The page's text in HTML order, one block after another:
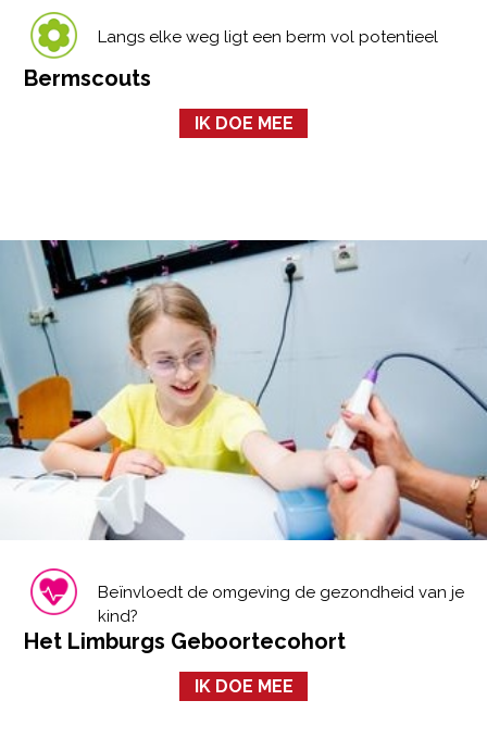
Langs elke weg ligt een berm vol potentieel
Bermscouts
IK DOE MEE
Beïnvloedt de omgeving de gezondheid van je
kind?
Het Limburgs Geboortecohort
IK DOE MEE